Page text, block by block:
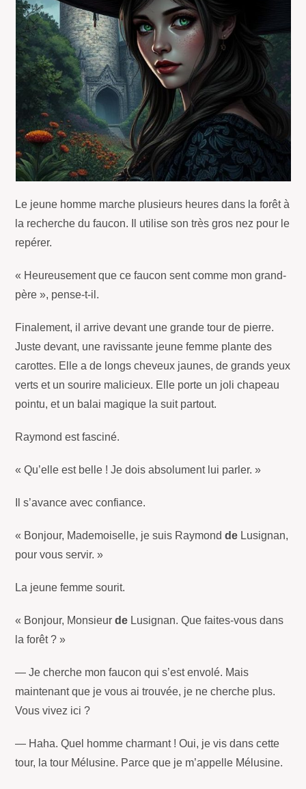
Le jeune homme marche plusieurs heures dans la forêt à
la recherche du faucon. Il utilise son très gros nez pour le
repérer.
« Heureusement que ce faucon sent comme mon grand-
père », pense-t-il.
Finalement, il arrive devant une grande tour de pierre.
Juste devant, une ravissante jeune femme plante des
carottes. Elle a de longs cheveux jaunes, de grands yeux
verts et un sourire malicieux. Elle porte un joli chapeau
pointu, et un balai magique la suit partout.
Raymond est fasciné.
« Qu’elle est belle ! Je dois absolument lui parler. »
Il s’avance avec confiance.
« Bonjour, Mademoiselle, je suis Raymondde Lusignan,
pour vous servir. »
La jeune femme sourit.
« Bonjour, Monsieurde Lusignan. Que faites-vous dans
la forêt ? »
— Je cherche mon faucon qui s’est envolé. Mais
maintenant que je vous ai trouvée, je ne cherche plus.
Vous vivez ici ?
— Haha. Quel homme charmant ! Oui, je vis dans cette
tour, la tour Mélusine. Parce que je m’appelle Mélusine.